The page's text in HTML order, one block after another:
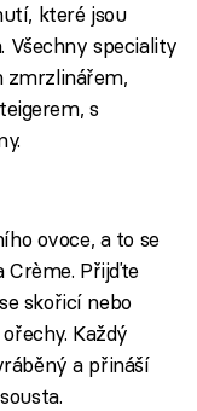
které jsou
Všechny speciality
zmrzlinářem,
s
ovoce, a to se
Crème. Přijďte
skořicí nebo
Každý
a přináší